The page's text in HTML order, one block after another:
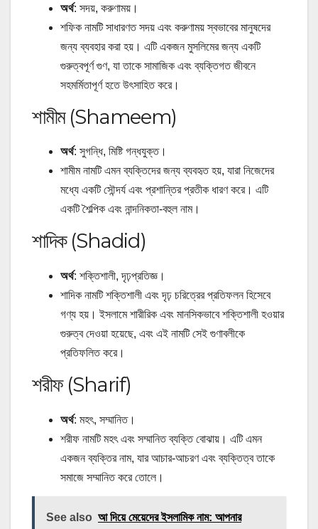
অর্থ: সদয়, করুণাময়।
শফিক নামটি সাধারণত সদয় এবং করুণাময় স্বভাবের মানুষদের
জন্য ব্যবহার করা হয়। এটি একজন মুসলিমের জন্য একটি
গুরুত্বপূর্ণ গুণ, যা তাকে সামাজিক এবং ব্যক্তিগত জীবনে
সহমর্মিতাপূর্ণ হতে উৎসাহিত করে।
শামীম (Shameem)
অর্থ: সুগন্ধি, মিষ্টি গন্ধযুক্ত।
শামীম নামটি এমন ব্যক্তিদের জন্য ব্যবহৃত হয়, যারা নিজেদের
মধ্যে একটি সৌন্দর্য এবং প্রশান্তির প্রতীক ধারণ করে। এটি
একটি শৈল্পিক এবং নান্দনিকতা-বহুল নাম।
শাদিক (Shadid)
অর্থ: শক্তিশালী, দৃঢ়প্রতিজ্ঞ।
শাদিক নামটি শক্তিশালী এবং দৃঢ় চরিত্রের প্রতিফলন হিসেবে
গণ্য হয়। ইসলামে শারীরিক এবং মানসিকভাবে শক্তিশালী হওয়ার
গুরুত্ব দেওয়া হয়েছে, এবং এই নামটি সেই গুণাবলীকে
প্রতিফলিত করে।
শরীফ (Sharif)
অর্থ: মহৎ, সম্মানিত।
শরীফ নামটি মহৎ এবং সম্মানিত ব্যক্তি বোঝায়। এটি এমন
একজন ব্যক্তির নাম, যার আচার-আচরণ এবং ব্যক্তিত্ব তাকে
সমাজে সম্মানিত করে তোলে।
See also আ দিয়ে মেয়েদের ইসলামিক নাম: আপনার